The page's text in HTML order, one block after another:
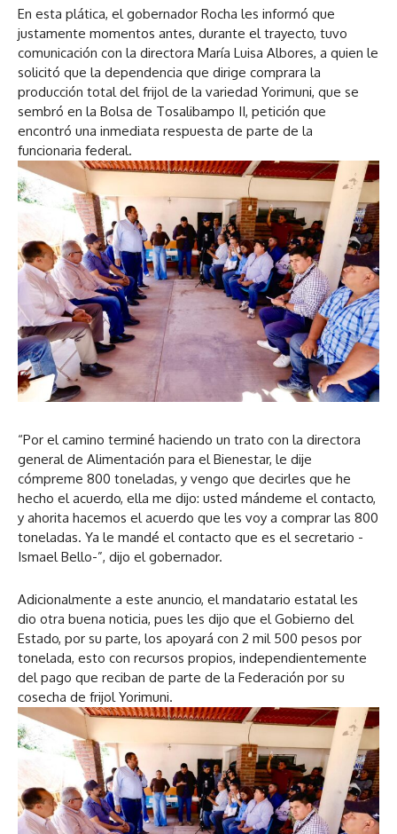
En esta plática, el gobernador Rocha les informó que
justamente momentos antes, durante el trayecto, tuvo
comunicación con la directora María Luisa Albores, a quien le
solicitó que la dependencia que dirige comprara la
producción total del frijol de la variedad Yorimuni, que se
sembró en la Bolsa de Tosalibampo II, petición que
encontró una inmediata respuesta de parte de la
funcionaria federal.
“Por el camino terminé haciendo un trato con la directora
general de Alimentación para el Bienestar, le dije
cómpreme 800 toneladas, y vengo que decirles que he
hecho el acuerdo, ella me dijo: usted mándeme el contacto,
y ahorita hacemos el acuerdo que les voy a comprar las 800
toneladas. Ya le mandé el contacto que es el secretario -
Ismael Bello-”, dijo el gobernador.
Adicionalmente a este anuncio, el mandatario estatal les
dio otra buena noticia, pues les dijo que el Gobierno del
Estado, por su parte, los apoyará con 2 mil 500 pesos por
tonelada, esto con recursos propios, independientemente
del pago que reciban de parte de la Federación por su
cosecha de frijol Yorimuni.